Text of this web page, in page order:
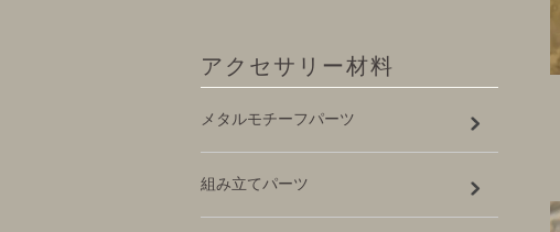
アクセサリー材料
メタルモチーフパーツ
組み立てパーツ